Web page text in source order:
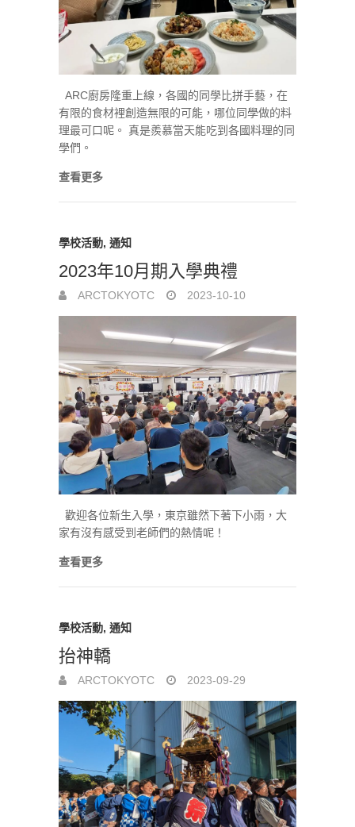
ARC廚房隆重上線，各國的同學比拼手藝，在
有限的食材裡創造無限的可能，哪位同學做的料
理最可口呢。 真是羨慕當天能吃到各國料理的同
學們。
查看更多
學校活動 通知
2023年10月期入學典禮
ARCTOKYOTC 2023-10-10
歡迎各位新生入學，東京雖然下著下小雨，大
家有沒有感受到老師們的熱情呢！
查看更多
學校活動 通知
抬神轎
ARCTOKYOTC 2023-09-29